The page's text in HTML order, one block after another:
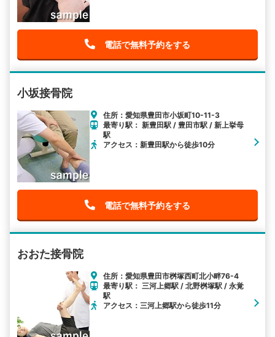
電話で無料予約をする
小坂接骨院
住所：愛知県豊田市小坂町10-11-3
最寄り駅： 新豊田駅 / 豊田市駅 / 新上挙母
駅
アクセス：新豊田駅から徒歩10分
電話で無料予約をする
おおた接骨院
住所：愛知県豊田市桝塚西町北小畔76-4
最寄り駅： 三河上郷駅 / 北野桝塚駅 / 永覚
駅
アクセス：三河上郷駅から徒歩11分